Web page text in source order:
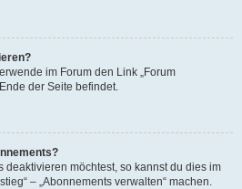
im Forum den Link „Forum
der Seite befindet.
deaktivieren möchtest, so kannst du dies im
– „Abonnements verwalten“ machen.